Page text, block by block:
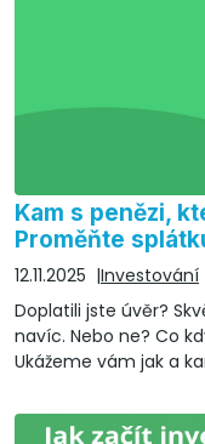
Kam s penězi,
Proměňte
12.11.2025
Investování
Doplatili jste úvěr?
navíc. Nebo ne? Co
Ukážeme vám jak a